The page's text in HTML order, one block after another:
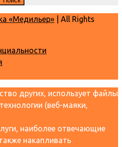
«Медильер» | All Rights
других, использует файлы
(веб-маяки,
наиболее отвечающие
накапливать